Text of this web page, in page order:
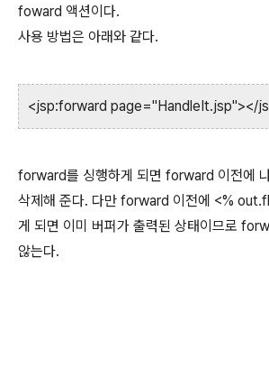
foward 액션이다.
사용 방법은 아래와 같다.
<jsp:forward page="HandleIt.jsp"></
forward를 싱행하게 되면 forward 이전에
삭제해 준다. 다만 forward 이전에 <%
게 되면 이미 버퍼가 출력된 상태이므로
않는다.